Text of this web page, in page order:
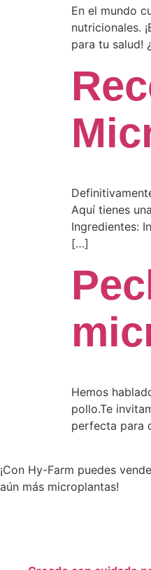
En el mundo
nutricionales.
para tu salud!
Aquí tienes
Ingredientes:
[…]
Hemos
pollo.Te
perfecta para
¡Con Hy-Farm puedes
aún más microplantas!